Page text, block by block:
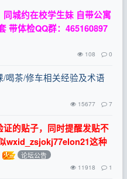
同城约在校学生妹 自带公寓
带体检QQ群：465160897
108 0
/喝茶/修车相关经验及术语
15677 7
证的贴子，同时提醒发贴不
wxid_zsjokj77elon21这种
论坛公告
11918 1